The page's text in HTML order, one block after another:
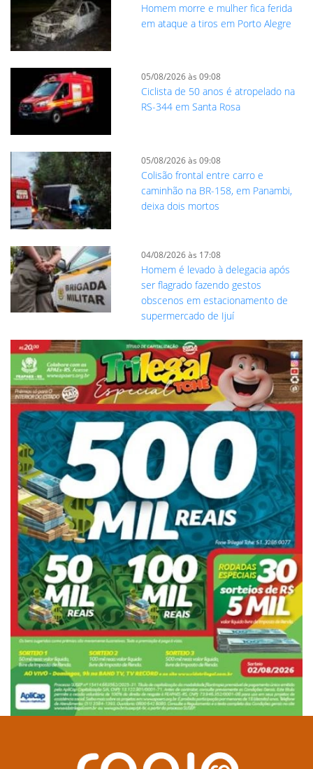
Homem morre e mulher fica ferida
em ataque a tiros em Porto Alegre
05/08/2026 às 09:08
Ciclista de 50 anos é atropelado na
RS-344 em Santa Rosa
05/08/2026 às 09:08
Colisão frontal entre carro e
caminhão na BR-158, em Panambi,
deixa dois mortos
04/08/2026 às 17:08
Homem é levado à delegacia após
ser flagrado fazendo gestos
obscenos em estacionamento de
supermercado de Ijuí